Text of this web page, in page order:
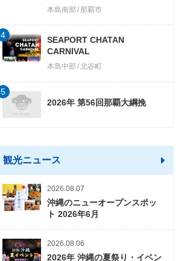
本島南部 那覇市
SEAPORT CHATAN
CARNIVAL
本島中部 北谷町
4
2026年 第56回那覇大綱挽
5
観光ニュース
2026.08.07
沖縄のニューオープンスポッ
ト 2026年6月
2026.08.06
2026年 沖縄の夏祭り・イベン